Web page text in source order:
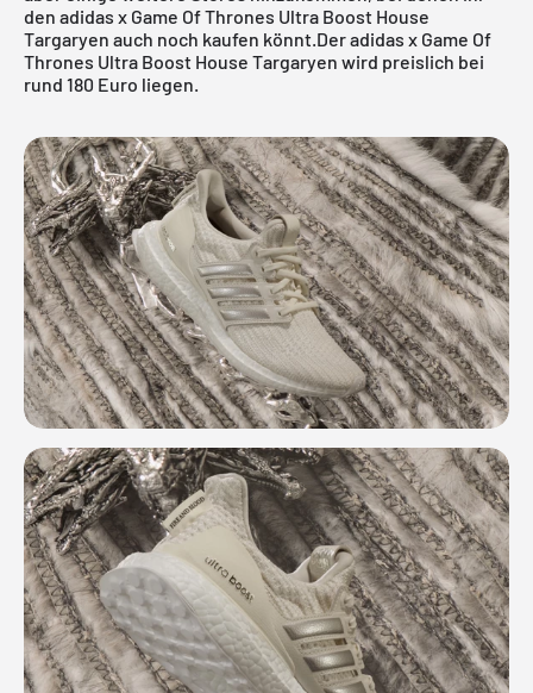
den adidas x Game Of Thrones Ultra Boost House
Targaryen auch noch kaufen könnt.Der adidas x Game Of
Thrones Ultra Boost House Targaryen wird preislich bei
rund 180 Euro liegen.